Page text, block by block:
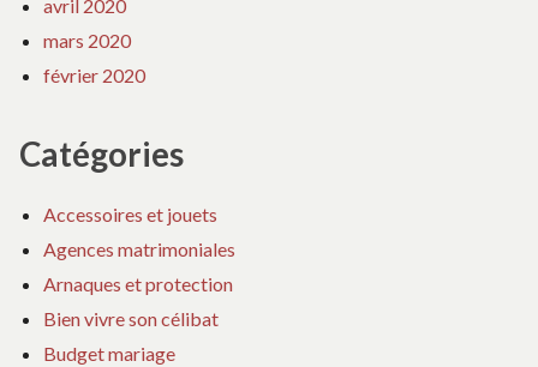
avril 2020
mars 2020
février 2020
Catégories
Accessoires et jouets
Agences matrimoniales
Arnaques et protection
Bien vivre son célibat
Budget mariage